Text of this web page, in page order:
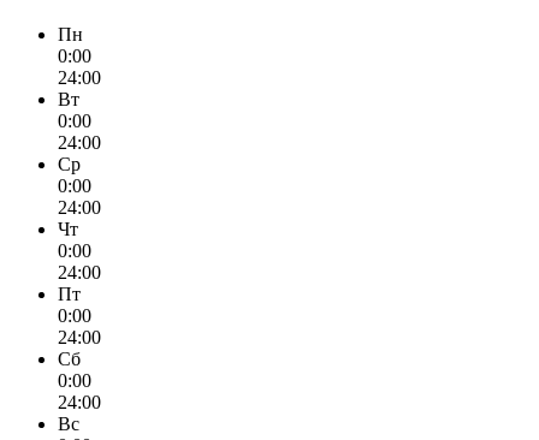
Пн
0:00
24:00
Вт
0:00
24:00
Ср
0:00
24:00
Чт
0:00
24:00
Пт
0:00
24:00
Сб
0:00
24:00
Вс